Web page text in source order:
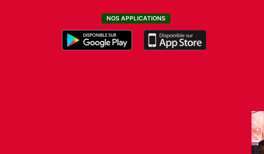
NOS APPLICATIONS